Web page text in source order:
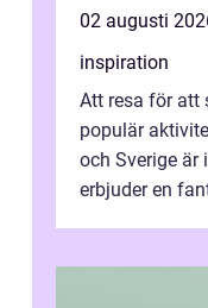
02 augusti
inspiration
Att resa för att
populär
och Sverige är
erbjuder en